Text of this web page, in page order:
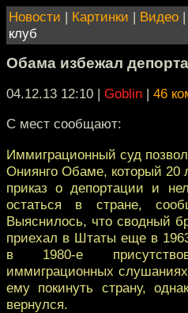
Новости | Картинки | Видео |
клуб
Обама избежал
04.12.13 12:10 | Goblin | 46
С мест сообщают:
Иммиграционный суд
Ониянго Обаме, который 20
приказ о депортации и
остаться в стране,
Выяснилось, что сводный
приехал в Штаты еще в
в 1980-е
иммиграционных
ему покинуть страну,
вернулся.